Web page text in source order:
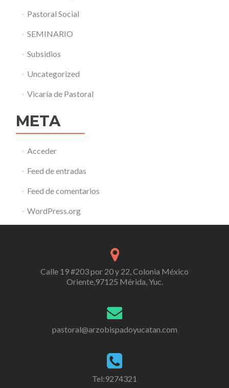
Pastoral Social
SEMINARIO
Subsidios
Uncategorized
Vicaría de Pastoral
META
Acceder
Feed de entradas
Feed de comentarios
WordPress.org
Calle 19 #203 por 20 y 22, Colonia México
Oriente,97125 Mérida, Yuc.
pastoral@arzobispadoyucatan.com
Tel:9274321